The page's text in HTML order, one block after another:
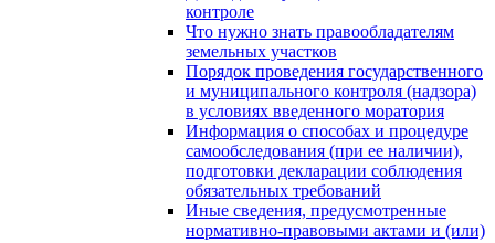
контроле
Что нужно знать правообладателям
земельных участков
Порядок проведения государственного
и муниципального контроля (надзора)
в условиях введенного моратория
Информация о способах и процедуре
самообследования (при ее наличии),
подготовки декларации соблюдения
обязательных требований
Иные сведения, предусмотренные
нормативно-правовыми актами и (или)